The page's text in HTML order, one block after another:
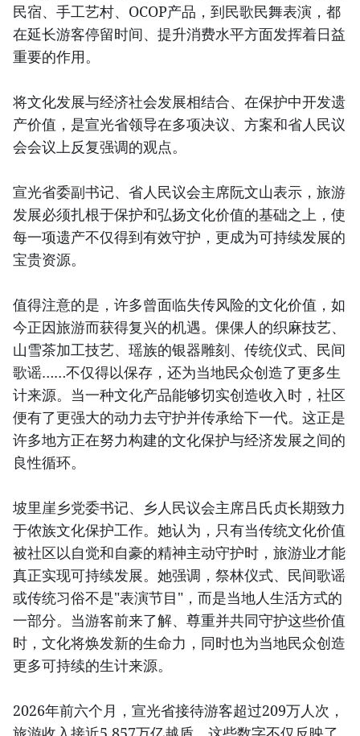
民宿、手工艺村、OCOP产品，到民歌民舞表演，都
在延长游客停留时间、提升消费水平方面发挥着日益
重要的作用。
将文化发展与经济社会发展相结合、在保护中开发遗
产价值，是宣光省领导在多项决议、方案和省人民议
会会议上反复强调的观点。
宣光省委副书记、省人民议会主席阮文山表示，旅游
发展必须扎根于保护和弘扬文化价值的基础之上，使
每一项遗产不仅得到有效守护，更成为可持续发展的
宝贵资源。
值得注意的是，许多曾面临失传风险的文化价值，如
今正因旅游而获得复兴的机遇。倮倮人的织麻技艺、
山雪茶加工技艺、瑶族的银器雕刻、传统仪式、民间
歌谣……不仅得以保存，还为当地民众创造了更多生
计来源。当一种文化产品能够切实创造收入时，社区
便有了更强大的动力去守护并传承给下一代。这正是
许多地方正在努力构建的文化保护与经济发展之间的
良性循环。
坡里崖乡党委书记、乡人民议会主席吕氏贞长期致力
于侬族文化保护工作。她认为，只有当传统文化价值
被社区以自觉和自豪的精神主动守护时，旅游业才能
真正实现可持续发展。她强调，祭林仪式、民间歌谣
或传统习俗不是"表演节目"，而是当地人生活方式的
一部分。当游客前来了解、尊重并共同守护这些价值
时，文化将焕发新的生命力，同时也为当地民众创造
更多可持续的生计来源。
2026年前六个月，宣光省接待游客超过209万人次，